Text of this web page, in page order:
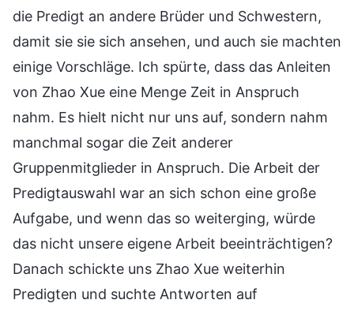
die Predigt an andere Brüder und Schwestern,
damit sie sie sich ansehen, und auch sie machten
einige Vorschläge. Ich spürte, dass das Anleiten
von Zhao Xue eine Menge Zeit in Anspruch
nahm. Es hielt nicht nur uns auf, sondern nahm
manchmal sogar die Zeit anderer
Gruppenmitglieder in Anspruch. Die Arbeit der
Predigtauswahl war an sich schon eine große
Aufgabe, und wenn das so weiterging, würde
das nicht unsere eigene Arbeit beeinträchtigen?
Danach schickte uns Zhao Xue weiterhin
Predigten und suchte Antworten auf